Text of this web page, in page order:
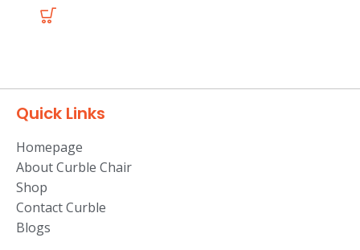
Quick Links
Homepage
About Curble Chair
Shop
Contact Curble
Blogs